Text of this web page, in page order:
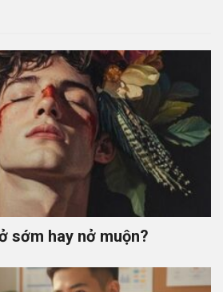
sớm hay nở muộn?